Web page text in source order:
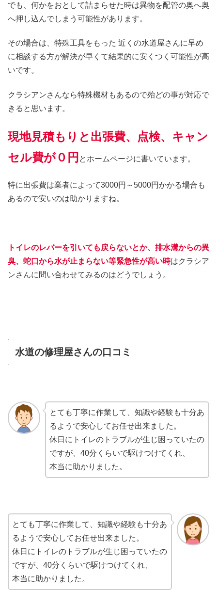
でも、何かをおとして詰まらせた時は異物を配管の奥へ奥
へ押し込んでしまう可能性があります。
その場合は、特殊工具をもった 近くの水道屋さんに早め
に相談する方が解決が早くて結果的に安くつく可能性が高
いです。
クラシアンさんなら特殊機材もあるので殆どの事が対応で
きると思います。
現地見積もりと出張費、点検、キャン
セル費が０円 とホームページに書いています。
特に出張費は業者によって3000円～5000円かかる場合も
あるので安いのは助かりますね。
トイレのレバーを引いても戻らないとか、排水溝からの異
臭、蛇口から水が止まらない等緊急性が高い時はクラシア
ンさんに問い合わせてみるのはどうでしょう。
水道の修理屋さんの口コミ
とても丁寧に作業して、知識や経験も十分あ
るようで安心してお任せ出来ました。
休日にトイレのトラブルが生じ困っていたの
ですが、40分くらいで駆けつけてくれ、
本当に助かりました。
とても丁寧に作業して、知識や経験も十分あ
るようで安心してお任せ出来ました。
休日にトイレのトラブルが生じ困っていたの
ですが、40分くらいで駆けつけてくれ、
本当に助かりました。